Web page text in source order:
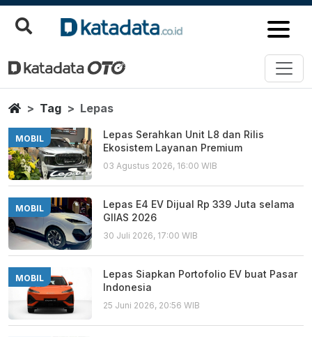
Lepas
Berita Terbaru
HomeTag Lepas
MOBIL
Lepas Serahkan Unit L8 dan Rilis
Ekosistem Layanan Premium
03 Agustus 2026, 16:00 WIB
MOBIL
Lepas E4 EV Dijual Rp 339 Juta selama
GIIAS 2026
30 Juli 2026, 17:00 WIB
MOBIL
Lepas Siapkan Portofolio EV buat Pasar
Indonesia
25 Juni 2026, 20:56 WIB